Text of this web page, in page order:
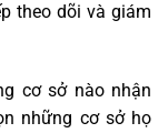
theo dõi và giám
cơ sở nào nhận
những cơ sở họ